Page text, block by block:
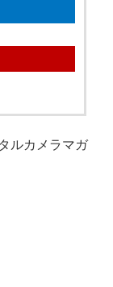
ルカメラマガ